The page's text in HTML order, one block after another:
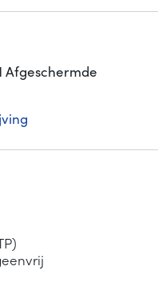
Afgeschermde